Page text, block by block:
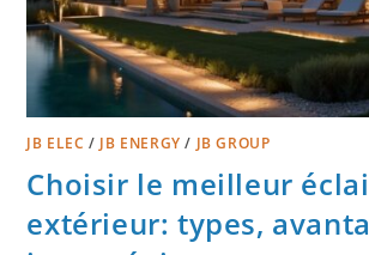
JB ELEC / JB ENERGY / JB GROUP
Choisir le meilleur
extérieur: types,